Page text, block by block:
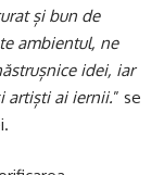
și bun de
ambientul, ne
idei, iar
artiști ai iernii.” se